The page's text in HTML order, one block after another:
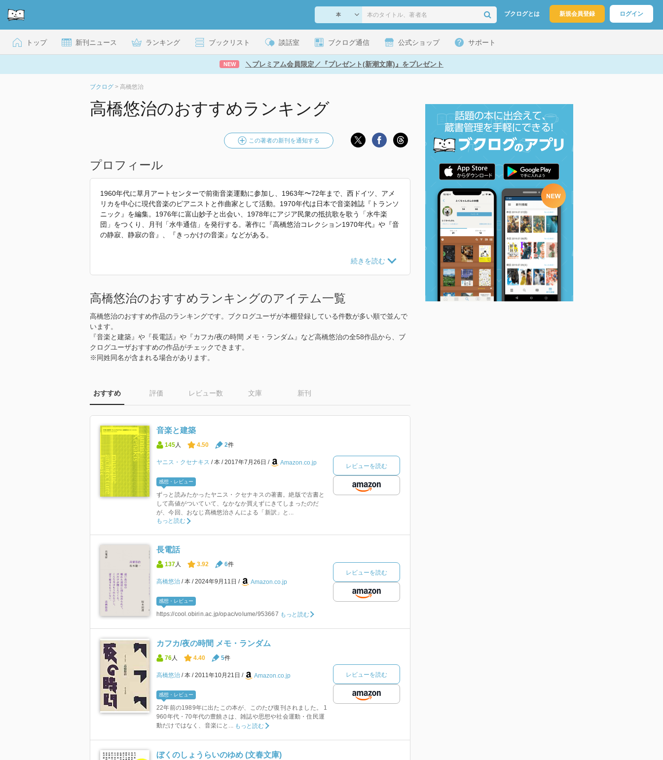
ブクログとは 新規会員登録 ログイン
トップ 新刊ニュース ランキング ブックリスト 談話室 ブクログ通信 公式ショップ サポート
NEW ＼プレミアム会員限定／『プレゼント(新潮文庫)』をプレゼント
ブクログ > 高橋悠治
高橋悠治のおすすめランキング
この著者の新刊を通知する
プロフィール
1960年代に草月アートセンターで前衛音楽運動に参加し、1963年〜72年まで、西ドイツ、アメ
リカを中心に現代音楽のピアニストと作曲家として活動。1970年代は日本で音楽雑誌『トランソ
ニック』を編集。1976年に富山妙子と出会い、1978年にアジア民衆の抵抗歌を歌う「水牛楽
団」をつくり、月刊「水牛通信」を発行する。著作に『高橋悠治コレクション1970年代』や『音
の静寂、静寂の音』、『きっかけの音楽』などがある。
高橋悠治のおすすめランキングのアイテム一覧
高橋悠治のおすすめ作品のランキングです。ブクログユーザが本棚登録している件数が多い順で並んで
います。
『音楽と建築』や『長電話』や『カフカ/夜の時間 メモ・ランダム』など高橋悠治の全58作品から、ブ
クログユーザおすすめの作品がチェックできます。
※同姓同名が含まれる場合があります。
おすすめ 評価 レビュー数 文庫 新刊
音楽と建築
145人 4.50 2件
ヤニス・クセナキス 本 2017年7月26日 Amazon.co.jp
感想・レビュー
ずっと読みたかったヤニス・クセナキスの著書。絶版で古書と
して高値がついていて、なかなか買えずにきてしまったのだ
が、今回、おなじ髙橋悠治さんによる「新訳」と...
もっと読む
レビューを読む
長電話
137人 3.92 6件
高橋悠治 本 2024年9月11日 Amazon.co.jp
感想・レビュー
https://cool.obirin.ac.jp/opac/volume/953667 もっと読む
レビューを読む
カフカ/夜の時間 メモ・ランダム
76人 4.40 5件
高橋悠治 本 2011年10月21日 Amazon.co.jp
感想・レビュー
22年前の1989年に出たこの本が、このたび復刊されました。 1
960年代・70年代の豊饒さは、雑誌や思想や社会運動・住民運
動だけではなく、音楽にと...
もっと読む
レビューを読む
ぼくのしょうらいのゆめ (文春文庫)